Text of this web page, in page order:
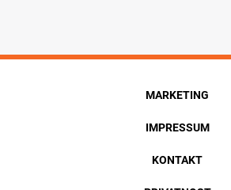
MARKETING
IMPRESSUM
KONTAKT